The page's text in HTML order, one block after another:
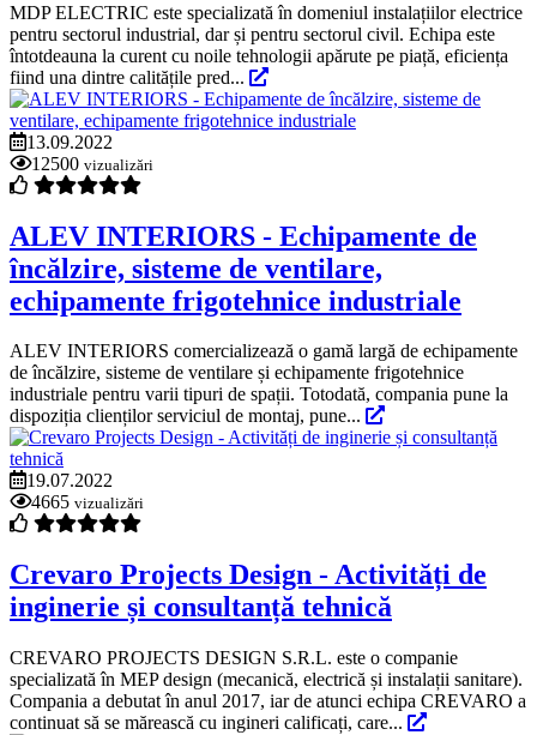
MDP ELECTRIC este specializată în domeniul instalațiilor electrice
pentru sectorul industrial, dar și pentru sectorul civil. Echipa este
întotdeauna la curent cu noile tehnologii apărute pe piață, eficiența
fiind una dintre calitățile pred...
13.09.2022
12500 vizualizări
ALEV INTERIORS - Echipamente de
încălzire, sisteme de ventilare,
echipamente frigotehnice industriale
ALEV INTERIORS comercializează o gamă largă de echipamente
de încălzire, sisteme de ventilare și echipamente frigotehnice
industriale pentru varii tipuri de spații. Totodată, compania pune la
dispoziția clienților serviciul de montaj, pune...
19.07.2022
4665 vizualizări
Crevaro Projects Design - Activități de
inginerie și consultanță tehnică
CREVARO PROJECTS DESIGN S.R.L. este o companie
specializată în MEP design (mecanică, electrică și instalații sanitare).
Compania a debutat în anul 2017, iar de atunci echipa CREVARO a
continuat să se mărească cu ingineri calificați, care...